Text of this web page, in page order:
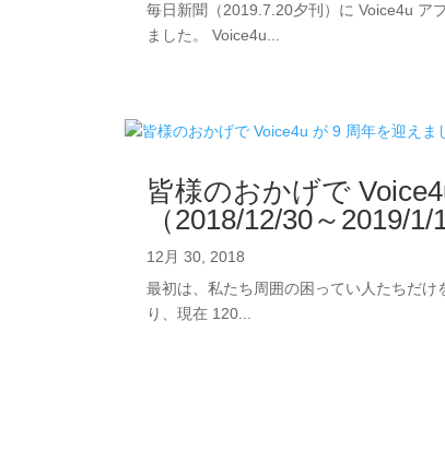
毎日新聞（2019.7.20夕刊）に Voice4u ア
ました。 Voice4u...
皆様のおかげで
（2018/12/30～2019/1/1
12月 30, 2018
最初は、私たち周囲の困ってい人たちだ
り、現在 120...